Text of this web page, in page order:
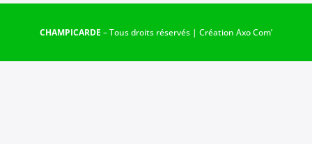
CHAMPICARDE – Tous droits réservés | Création Axo Com’